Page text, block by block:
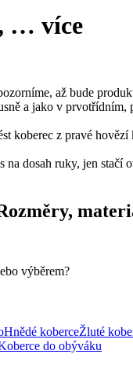
… více
až bude
a jako v prvotřídním,
koberec z pravé
na dosah ruky, jen
výběrem?
Hnědé koberceŽluté
do obýváku